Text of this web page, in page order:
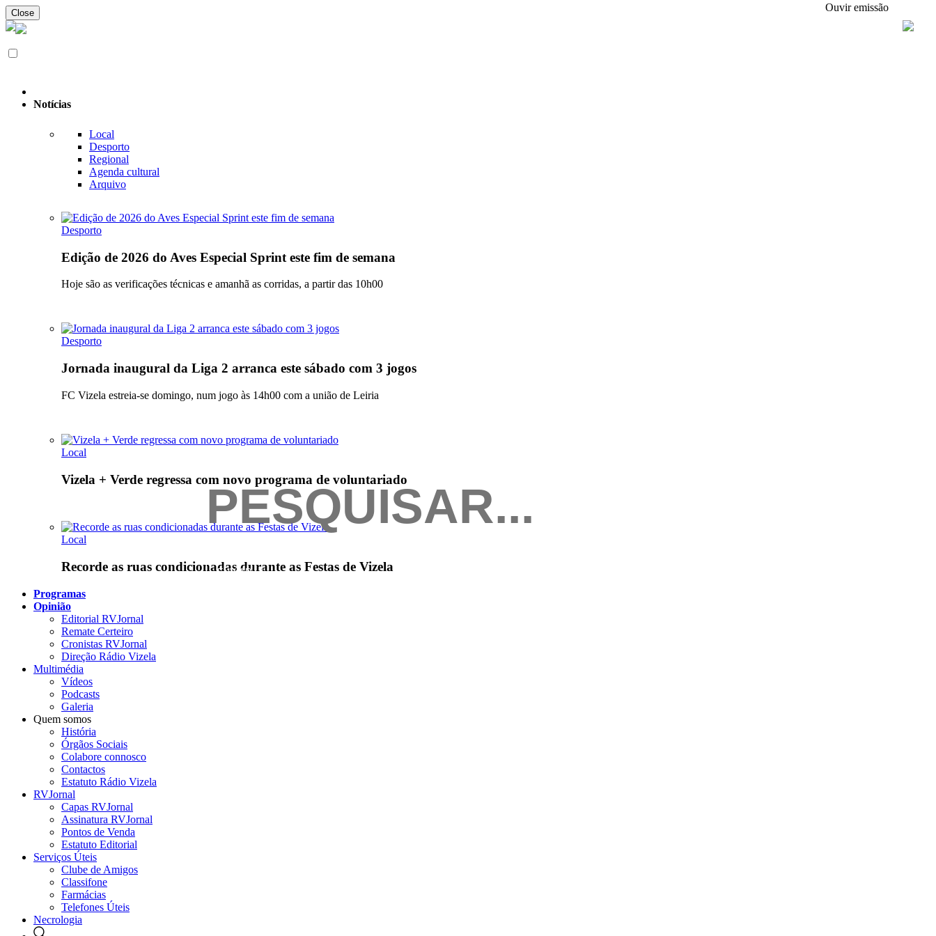
Close Ouvir emissão
Notícias
Local
Desporto
Regional
Agenda cultural
Arquivo
Desporto
Edição de 2026 do Aves Especial Sprint este fim de semana
Hoje são as verificações técnicas e amanhã as corridas, a partir das 10h00
Desporto
Jornada inaugural da Liga 2 arranca este sábado com 3 jogos
FC Vizela estreia-se domingo, num jogo às 14h00 com a união de Leiria
Local
Vizela + Verde regressa com novo programa de voluntariado
Local
Recorde as ruas condicionadas durante as Festas de Vizela
Programas
Opinião
Editorial RVJornal
Remate Certeiro
Cronistas RVJornal
Direção Rádio Vizela
Multimédia
Vídeos
Podcasts
Galeria
Quem somos
História
Órgãos Sociais
Colabore connosco
Contactos
Estatuto Rádio Vizela
RVJornal
Capas RVJornal
Assinatura RVJornal
Pontos de Venda
Estatuto Editorial
Serviços Úteis
Clube de Amigos
Classifone
Farmácias
Telefones Úteis
Necrologia